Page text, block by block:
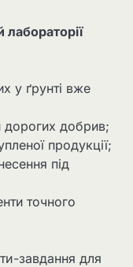
лабораторії
у ґрунті вже
дорогих добрив;
продукції;
під
точного
завдання для